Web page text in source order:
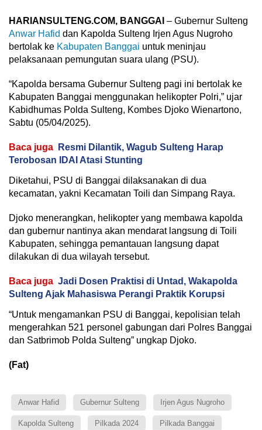
HARIANSULTENG.COM, BANGGAI – Gubernur Sulteng
Anwar Hafid dan Kapolda Sulteng Irjen Agus Nugroho
bertolak ke Kabupaten Banggai untuk meninjau
pelaksanaan pemungutan suara ulang (PSU).
“Kapolda bersama Gubernur Sulteng pagi ini bertolak ke
Kabupaten Banggai menggunakan helikopter Polri,” ujar
Kabidhumas Polda Sulteng, Kombes Djoko Wienartono,
Sabtu (05/04/2025).
Baca juga
Resmi Dilantik, Wagub Sulteng Harap
Terobosan IDAI Atasi Stunting
Diketahui, PSU di Banggai dilaksanakan di dua
kecamatan, yakni Kecamatan Toili dan Simpang Raya.
Djoko menerangkan, helikopter yang membawa kapolda
dan gubernur nantinya akan mendarat langsung di Toili
Kabupaten, sehingga pemantauan langsung dapat
dilakukan di dua wilayah tersebut.
Baca juga Jadi Dosen Praktisi di Untad, Wakapolda
Sulteng Ajak Mahasiswa Perangi Praktik Korupsi
“Untuk mengamankan PSU di Banggai, kepolisian telah
mengerahkan 521 personel gabungan dari Polres Banggai
dan Satbrimob Polda Sulteng” ungkap Djoko.
(Fat)
Anwar Hafid Gubernur Sulteng Irjen Agus Nugroho
Kapolda Sulteng Pilkada 2024 Pilkada Banggai